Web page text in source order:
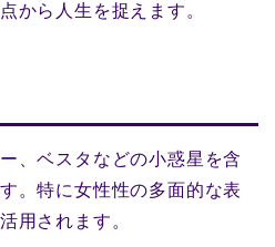
から人生を捉えます。
、ベスタなどの小惑星を含
。特に女性性の多面的な表
用されます。